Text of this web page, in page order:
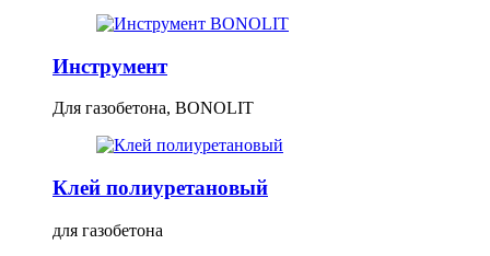
Инструмент
Для газобетона, BONOLIT
Клей полиуретановый
для газобетона